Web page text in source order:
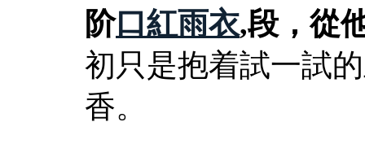
阶口紅雨衣,段，從
初只是抱着試一試
香。